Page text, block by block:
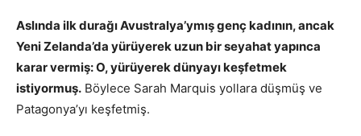
Aslında ilk durağı Avustralya’ymış genç kadının, ancak
Yeni Zelanda’da yürüyerek uzun bir seyahat yapınca
karar vermiş: O, yürüyerek dünyayı keşfetmek
istiyormuş. Böylece Sarah Marquis yollara düşmüş ve
Patagonya’yı keşfetmiş.